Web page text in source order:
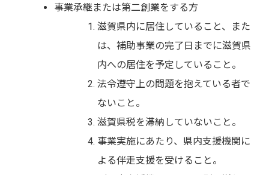
事業承継または第二創業をする方
滋賀県内に居住していること、また
は、補助事業の完了日までに滋賀県
内への居住を予定していること。
法令遵守上の問題を抱えている者で
ないこと。
滋賀県税を滞納していないこと。
事業実施にあたり、県内支援機関に
よる伴走支援を受けること。